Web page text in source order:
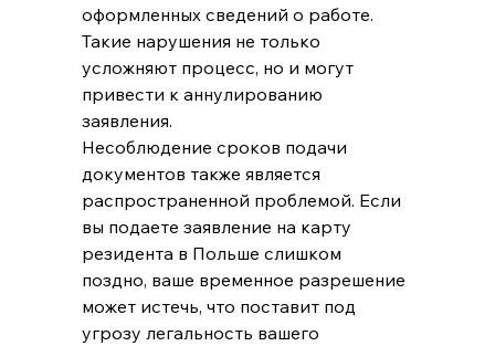
оформленных сведений о работе.
Такие нарушения не только
усложняют процесс, но и могут
привести к аннулированию
заявления.
Несоблюдение сроков подачи
документов также является
распространенной проблемой. Если
вы подаете заявление на карту
резидента в Польше слишком
поздно, ваше временное разрешение
может истечь, что поставит под
угрозу легальность вашего